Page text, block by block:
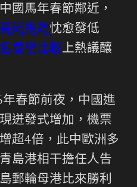
國馬年春節鄰近，
網推薦忱愈發低
包養網比較上熱議釀
春節前夜，中國進
迸發式增加，機票
增超4倍，此中歐洲多
島港相干擔任人告
郵輪母港比來勝利